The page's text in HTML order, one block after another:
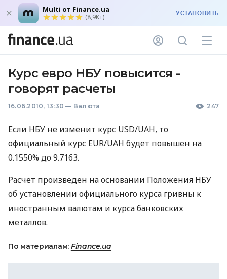
Multi от Finance.ua
(8,9K+) УСТАНОВИТЬ
Курс евро НБУ повысится -
говорят расчеты
16.06.2010, 13:30 — Валюта 247
Если НБУ не изменит курс USD/UAH, то
официальный курс EUR/UAH будет повышен на
0.1550% до 9.7163.
Расчет произведен на основании Положения НБУ
об установлении официального курса гривны к
иностранным валютам и курса банковских
металлов.
По материалам: Finance.ua